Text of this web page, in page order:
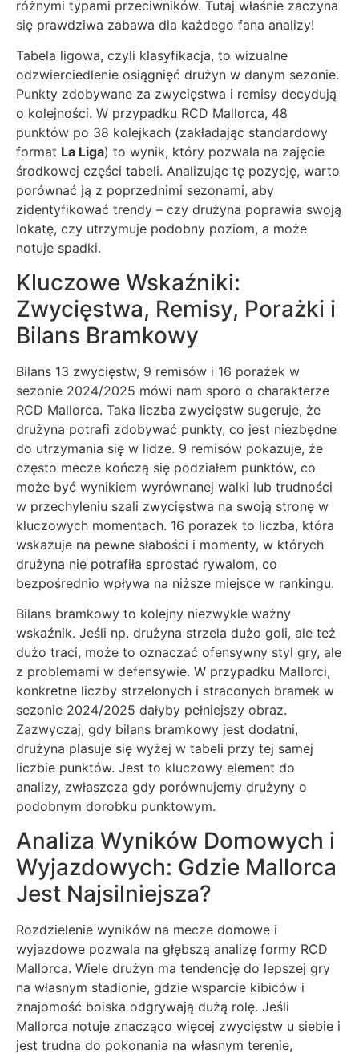
różnymi typami przeciwników. Tutaj właśnie zaczyna
się prawdziwa zabawa dla każdego fana analizy!
Tabela ligowa, czyli klasyfikacja, to wizualne
odzwierciedlenie osiągnięć drużyn w danym sezonie.
Punkty zdobywane za zwycięstwa i remisy decydują
o kolejności. W przypadku RCD Mallorca, 48
punktów po 38 kolejkach (zakładając standardowy
format La Liga) to wynik, który pozwala na zajęcie
środkowej części tabeli. Analizując tę pozycję, warto
porównać ją z poprzednimi sezonami, aby
zidentyfikować trendy – czy drużyna poprawia swoją
lokatę, czy utrzymuje podobny poziom, a może
notuje spadki.
Kluczowe Wskaźniki:
Zwycięstwa, Remisy, Porażki i
Bilans Bramkowy
Bilans 13 zwycięstw, 9 remisów i 16 porażek w
sezonie 2024/2025 mówi nam sporo o charakterze
RCD Mallorca. Taka liczba zwycięstw sugeruje, że
drużyna potrafi zdobywać punkty, co jest niezbędne
do utrzymania się w lidze. 9 remisów pokazuje, że
często mecze kończą się podziałem punktów, co
może być wynikiem wyrównanej walki lub trudności
w przechyleniu szali zwycięstwa na swoją stronę w
kluczowych momentach. 16 porażek to liczba, która
wskazuje na pewne słabości i momenty, w których
drużyna nie potrafiła sprostać rywalom, co
bezpośrednio wpływa na niższe miejsce w rankingu.
Bilans bramkowy to kolejny niezwykle ważny
wskaźnik. Jeśli np. drużyna strzela dużo goli, ale też
dużo traci, może to oznaczać ofensywny styl gry, ale
z problemami w defensywie. W przypadku Mallorci,
konkretne liczby strzelonych i straconych bramek w
sezonie 2024/2025 dałyby pełniejszy obraz.
Zazwyczaj, gdy bilans bramkowy jest dodatni,
drużyna plasuje się wyżej w tabeli przy tej samej
liczbie punktów. Jest to kluczowy element do
analizy, zwłaszcza gdy porównujemy drużyny o
podobnym dorobku punktowym.
Analiza Wyników Domowych i
Wyjazdowych: Gdzie Mallorca
Jest Najsilniejsza?
Rozdzielenie wyników na mecze domowe i
wyjazdowe pozwala na głębszą analizę formy RCD
Mallorca. Wiele drużyn ma tendencję do lepszej gry
na własnym stadionie, gdzie wsparcie kibiców i
znajomość boiska odgrywają dużą rolę. Jeśli
Mallorca notuje znacząco więcej zwycięstw u siebie i
jest trudna do pokonania na własnym terenie,